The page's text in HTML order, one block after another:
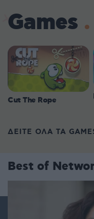
Games
Cut The Rope
ΔΕΙΤΕ ΟΛΑ ΤΑ
Best of